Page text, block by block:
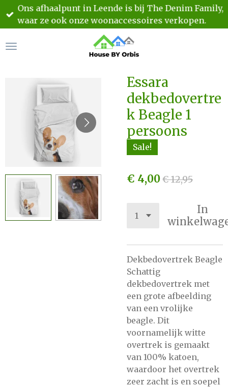
Ga
direct
de
Ons afhaalpunt in Leende is bij The Denim Family,
waar ze ook onze woonaccessoires verkopen.
Essara
dekbedovertre
k Beagle 1
persoons
Sale!
€ 4,00€ 12,95
In
Dekbedovertrek Beagle
Schattig
dekbedovertrek met
een grote afbeelding
van een vrolijke
beagle. Dit
voornamelijk witte
overtrek is gemaakt
van 100% katoen,
waardoor het overtrek
zeer zacht is en soepel